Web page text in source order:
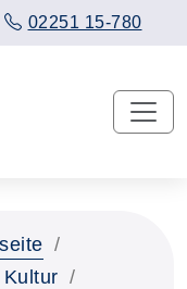
02251 15-780